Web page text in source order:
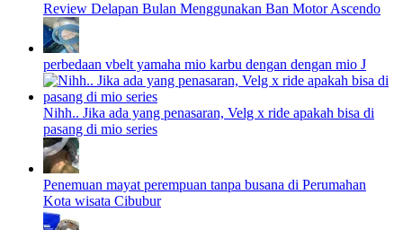
Review Delapan Bulan Menggunakan Ban Motor Ascendo
perbedaan vbelt yamaha mio karbu dengan dengan mio J
Nihh.. Jika ada yang penasaran, Velg x ride apakah bisa di
pasang di mio series
Penemuan mayat perempuan tanpa busana di Perumahan
Kota wisata Cibubur